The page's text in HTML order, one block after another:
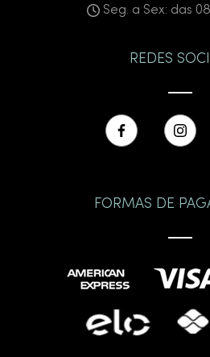
Seg. a Sex: das
REDES
FORMAS DE